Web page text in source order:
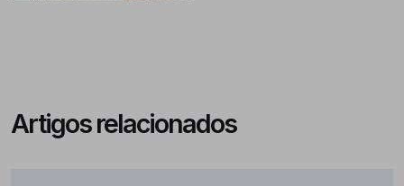
Artigos relacionados